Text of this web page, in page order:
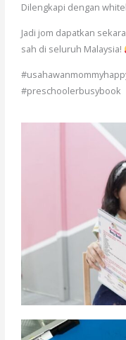
Dilengkapi dengan
Jadi jom dapatkan
sah di seluruh Malaysia!
#preschoolerbusybook